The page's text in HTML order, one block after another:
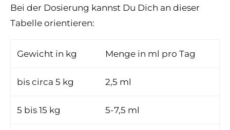
Bei der Dosierung kannst Du Dich an dieser
Tabelle orientieren:
Gewicht in kg Menge in ml pro Tag
bis circa 5 kg 2,5 ml
5 bis 15 kg 5-7,5 ml